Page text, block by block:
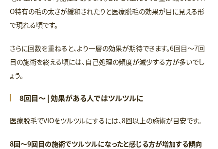
O特有の毛の太さが緩和されたりと医療脱毛の効果が目に見える形
で現れる頃です。
さらに回数を重ねると、より一層の効果が期待できます。6回目〜7回
目の施術を終える頃には、自己処理の頻度が減少する方が多いでし
ょう。
8回目～ | 効果がある人ではツルツルに
医療脱毛でVIOをツルツルにするには、8回以上の施術が目安です。
8回〜9回目の施術でツルツルになったと感じる方が増加する傾向